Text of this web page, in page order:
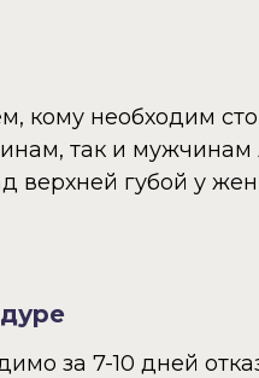
кому необходим
так и мужчинам
верхней губой у
за 7-10 дней